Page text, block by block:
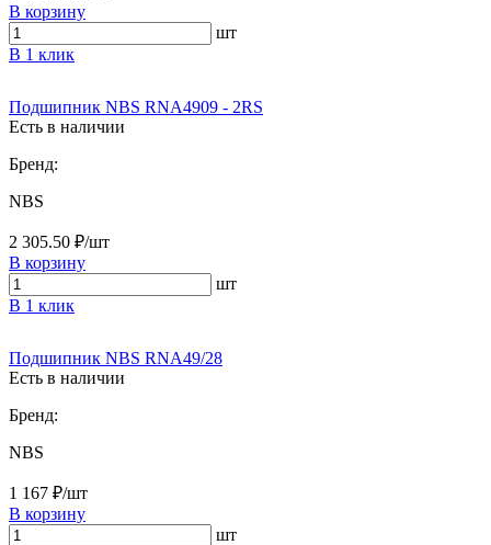
В корзину
шт
В 1 клик
Подшипник NBS RNA4909 - 2RS
Есть в наличии
Бренд:
NBS
2 305.50 ₽/шт
В корзину
шт
В 1 клик
Подшипник NBS RNA49/28
Есть в наличии
Бренд:
NBS
1 167 ₽/шт
В корзину
шт